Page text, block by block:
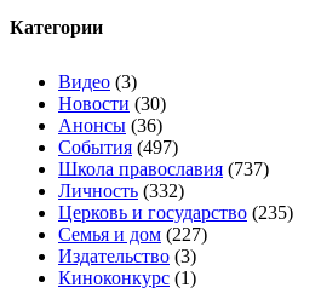
Категории
Видео (3)
Новости (30)
Анонсы (36)
События (497)
Школа православия (737)
Личность (332)
Церковь и государство (235)
Семья и дом (227)
Издательство (3)
Киноконкурс (1)